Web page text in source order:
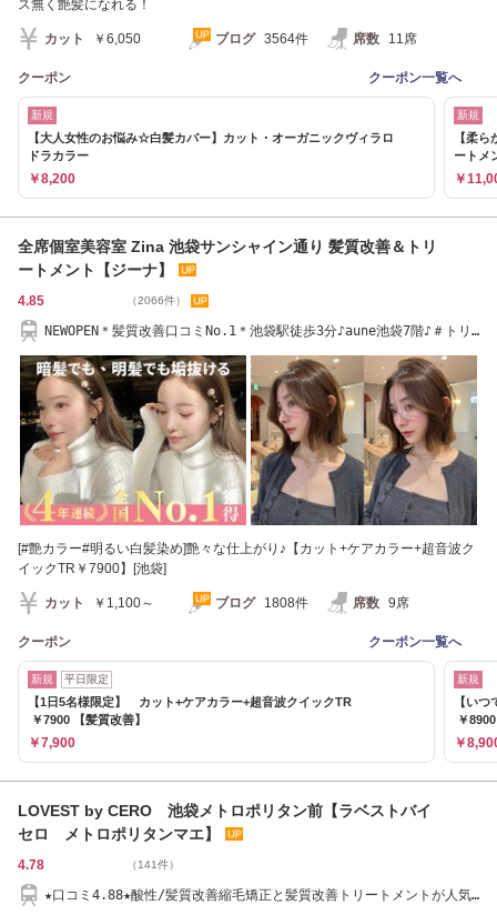
ス無く艶髪になれる！
カット ￥6,050 ブログ 3564件 席数 11席
クーポン クーポン一覧へ
新規
【大人女性のお悩み☆白髪カバー】カット・オーガニックヴィラロ
ドラカラー
￥8,200
新規
【柔
ートメ
￥
全席個室美容室 Zina 池袋サンシャイン通り 髪質改善＆トリ
ートメント【ジーナ】
4.85 （2066件）
NEWOPEN＊髪質改善口コミNo.1＊池袋駅徒歩3分♪aune池袋7階♪＃トリ
[#艶カラー#明るい白髪染め]艶々な仕上がり♪【カット+ケアカラー+超音波ク
イックTR￥7900】[池袋]
カット ￥1,100～ ブログ 1808件 席数 9席
クーポン クーポン一覧へ
新規 平日限定
【1日5名様限定】 カット+ケアカラー+超音波クイックTR
￥7900 【髪質改善】
￥7,900
新規
【い
￥
￥
LOVEST by CERO 池袋メトロポリタン前【ラベストバイ
セロ メトロポリタンマエ】
4.78 （141件）
★口コミ4.88★酸性/髪質改善縮毛矯正と髪質改善トリートメントが人気◎